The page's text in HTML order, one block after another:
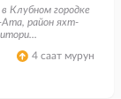
Клубном городке
Ата, район яхт-
4 саат мурун